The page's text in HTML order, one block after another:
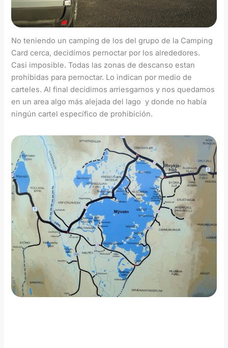
No teniendo un camping de los del grupo de la Camping
Card cerca, decidímos pernoctar por los alrededores.
Casi imposible. Todas las zonas de descanso estan
prohibidas para pernoctar. Lo indican por medio de
carteles. Al final decídimos arriesgarnos y nos quedamos
en un area algo más alejada del lago y donde no había
ningún cartel específico de prohibición.